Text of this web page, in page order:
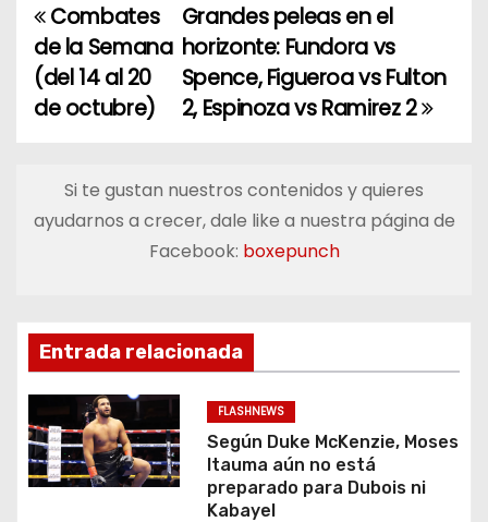
N
a
v
g
i
ó
n
d
Grandes peleas en el
horizonte: Fundora vs
Spence, Figueroa vs Fulton
2, Espinoza vs Ramirez 2
Combates
de la Semana
(del 14 al 20
de octubre)
Si te gustan nuestros contenidos y quieres
ayudarnos a crecer, dale like a nuestra página de
Facebook: boxepunch
Entrada relacionada
FLASHNEWS
Según Duke McKenzie, Moses
Itauma aún no está
preparado para Dubois ni
Kabayel